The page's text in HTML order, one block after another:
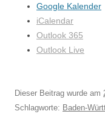
Google Kalender
iCalendar
Outlook 365
Outlook Live
Dieser Beitrag wurde am
Schlagworte: Baden-